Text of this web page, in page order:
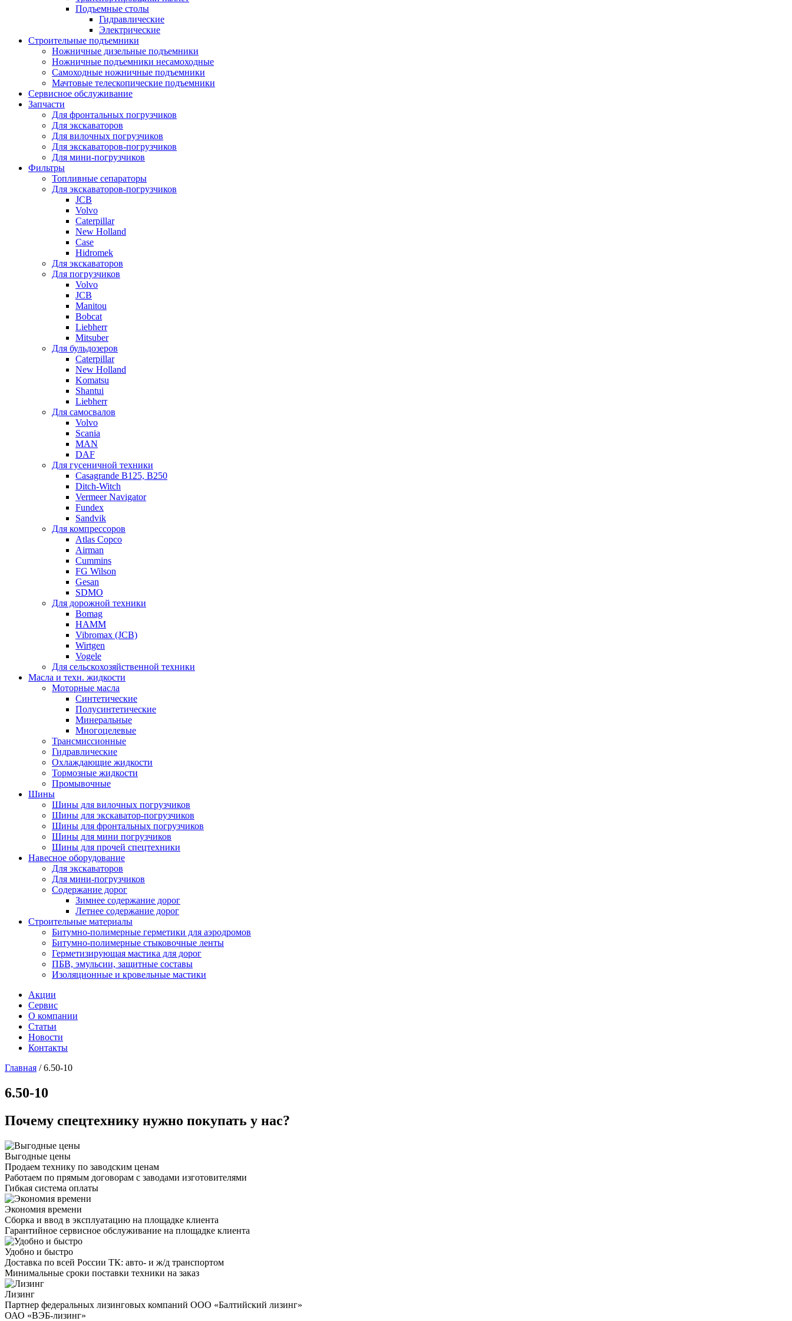
Подъемные столы
Гидравлические
Электрические
Строительные подъемники
Ножничные дизельные подъемники
Ножничные подъемники несамоходные
Самоходные ножничные подъемники
Мачтовые телескопические подъемники
Сервисное обслуживание
Запчасти
Для фронтальных погрузчиков
Для экскаваторов
Для вилочных погрузчиков
Для экскаваторов-погрузчиков
Для мини-погрузчиков
Фильтры
Топливные сепараторы
Для экскаваторов-погрузчиков
JCB
Volvo
Caterpillar
New Holland
Case
Hidromek
Для экскаваторов
Для погрузчиков
Volvo
JCB
Manitou
Bobcat
Liebherr
Mitsuber
Для бульдозеров
Caterpillar
New Holland
Komatsu
Shantui
Liebherr
Для самосвалов
Volvo
Scania
MAN
DAF
Для гусеничной техники
Casagrande B125, B250
Ditch-Witch
Vermeer Navigator
Fundex
Sandvik
Для компрессоров
Atlas Copco
Airman
Cummins
FG Wilson
Gesan
SDMO
Для дорожной техники
Bomag
HAMM
Vibromax (JCB)
Wirtgen
Vogele
Для сельскохозяйственной техники
Масла и техн. жидкости
Моторные масла
Синтетические
Полусинтетические
Минеральные
Многоцелевые
Трансмиссионные
Гидравлические
Охлаждающие жидкости
Тормозные жидкости
Промывочные
Шины
Шины для вилочных погрузчиков
Шины для экскаватор-погрузчиков
Шины для фронтальных погрузчиков
Шины для мини погрузчиков
Шины для прочей спецтехники
Навесное оборудование
Для экскаваторов
Для мини-погрузчиков
Содержание дорог
Зимнее содержание дорог
Летнее содержание дорог
Строительные материалы
Битумно-полимерные герметики для аэродромов
Битумно-полимерные стыковочные ленты
Герметизирующая мастика для дорог
ПБВ, эмульсии, защитные составы
Изоляционные и кровельные мастики
Акции
Сервис
О компании
Статьи
Новости
Контакты
Главная /6.50-10
6.50-10
Почему спецтехнику нужно покупать у нас?
Выгодные цены
Продаем технику по заводским ценам
Работаем по прямым договорам с заводами изготовителями
Гибкая система оплаты
Экономия времени
Сборка и ввод в эксплуатацию на площадке клиента
Гарантийное сервисное обслуживание на площадке клиента
Удобно и быстро
Доставка по всей России ТК: авто- и ж/д транспортом
Минимальные сроки поставки техники на заказ
Лизинг
Партнер федеральных лизинговых компаний ООО «Балтийский лизинг»
ОАО «ВЭБ-лизинг»